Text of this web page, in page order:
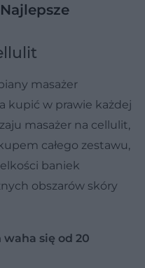
masażer
kupić w prawie każdej
masażer na cellulit,
całego zestawu,
baniek
obszarów skóry
się od 20